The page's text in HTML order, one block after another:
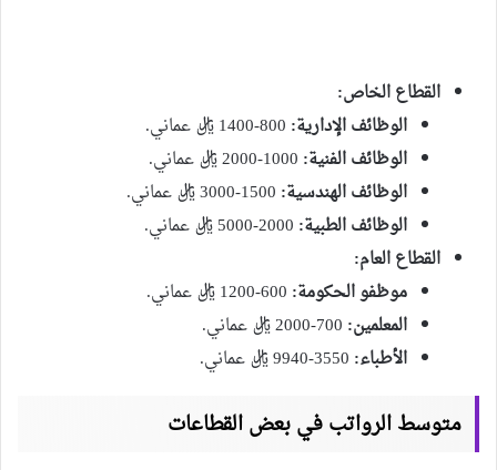
القطاع الخاص:
الوظائف الإدارية:
الوظائف الفنية:
الوظائف الهندسية:
الوظائف الطبية:
القطاع العام:
موظفو الحكومة:
المعلمين:
الأطباء:
متوسط الرواتب في بعض القطاعات